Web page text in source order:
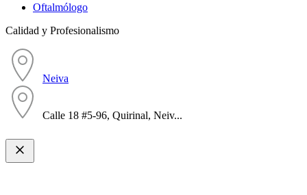
Oftalmólogo
Calidad y Profesionalismo
Neiva
Calle 18 #5-96, Quirinal, Neiv...